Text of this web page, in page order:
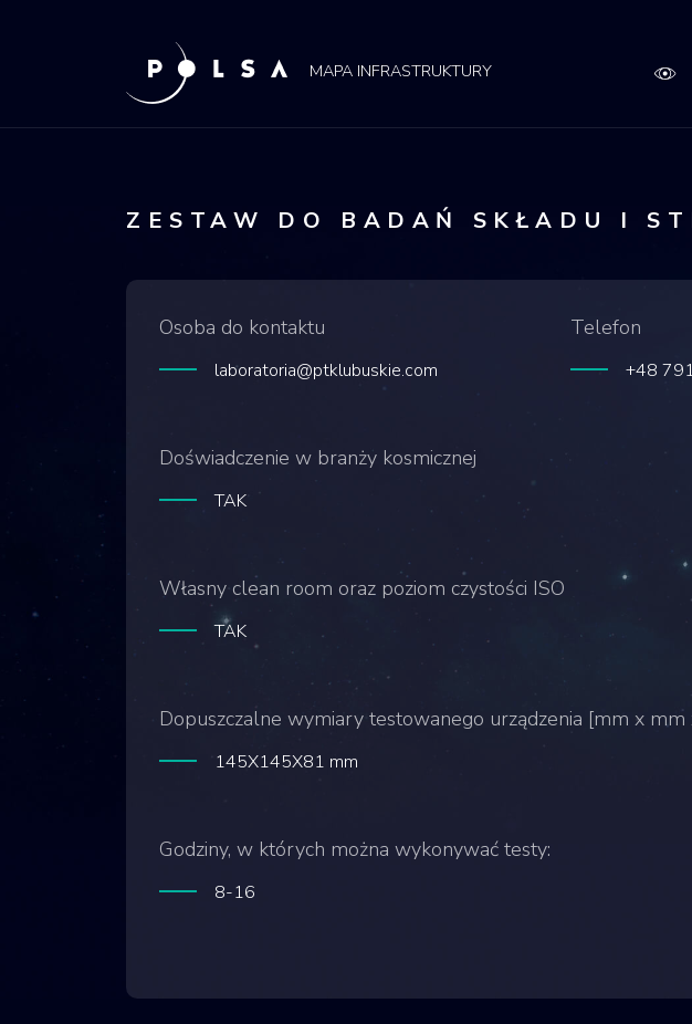
MAPA INFRASTRUKTURY
ZESTAW DO BADAŃ SKŁADU I
Osoba do kontaktu
laboratoria@ptklubuskie.com
Telefon
+48
Doświadczenie w branży kosmicznej
TAK
Własny clean room oraz poziom czystości ISO
TAK
Dopuszczalne wymiary testowanego urządzenia [mm x mm
145X145X81 mm
Godziny, w których można wykonywać testy:
8-16